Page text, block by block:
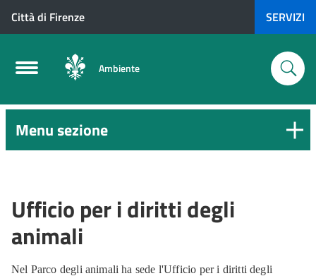
Città di Firenze SERVIZI
Ambiente
Menu sezione
Ufficio per i diritti degli
animali
Nel Parco degli animali ha sede l'Ufficio per i diritti degli